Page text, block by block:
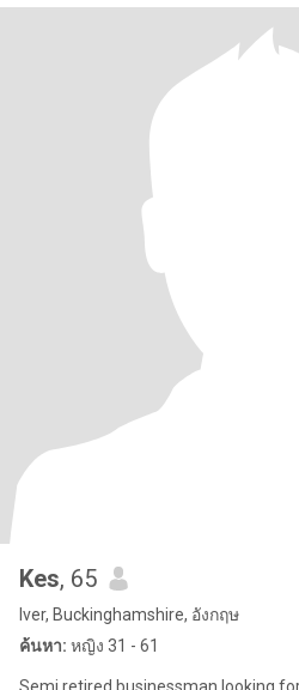
Kes, 65
Iver, Buckinghamshire, อังกฤษ
ค้นหา: หญิง 31 - 61